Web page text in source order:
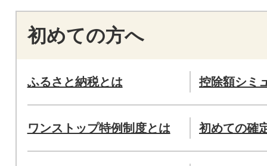
初めての方へ
ふるさと納税とは 控除額シミ
ワンストップ特例制度とは 初めての確